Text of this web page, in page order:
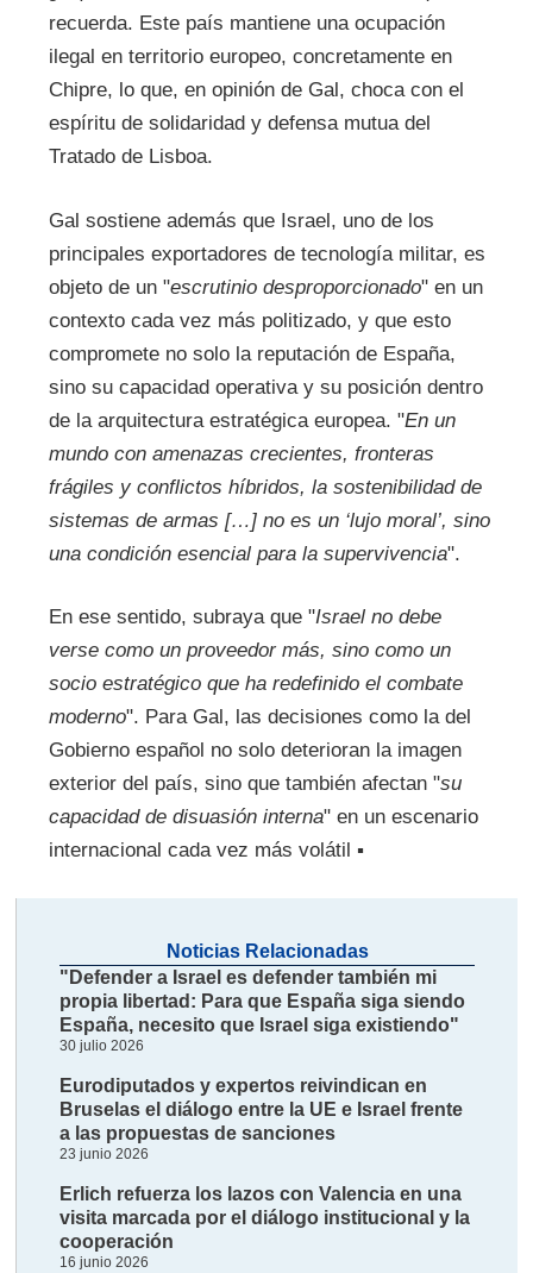
recuerda. Este país mantiene una ocupación
ilegal en territorio europeo, concretamente en
Chipre, lo que, en opinión de Gal, choca con el
espíritu de solidaridad y defensa mutua del
Tratado de Lisboa.
Gal sostiene además que Israel, uno de los
principales exportadores de tecnología militar, es
objeto de un "escrutinio desproporcionado" en un
contexto cada vez más politizado, y que esto
compromete no solo la reputación de España,
sino su capacidad operativa y su posición dentro
de la arquitectura estratégica europea. "En un
mundo con amenazas crecientes, fronteras
frágiles y conflictos híbridos, la sostenibilidad de
sistemas de armas […] no es un ‘lujo moral’, sino
una condición esencial para la supervivencia".
En ese sentido, subraya que "Israel no debe
verse como un proveedor más, sino como un
socio estratégico que ha redefinido el combate
moderno". Para Gal, las decisiones como la del
Gobierno español no solo deterioran la imagen
exterior del país, sino que también afectan "su
capacidad de disuasión interna" en un escenario
internacional cada vez más volátil ▪
Noticias Relacionadas
"Defender a Israel es defender también mi
propia libertad: Para que España siga siendo
España, necesito que Israel siga existiendo"
30 julio 2026
Eurodiputados y expertos reivindican en
Bruselas el diálogo entre la UE e Israel frente
a las propuestas de sanciones
23 junio 2026
Erlich refuerza los lazos con Valencia en una
visita marcada por el diálogo institucional y la
cooperación
16 junio 2026